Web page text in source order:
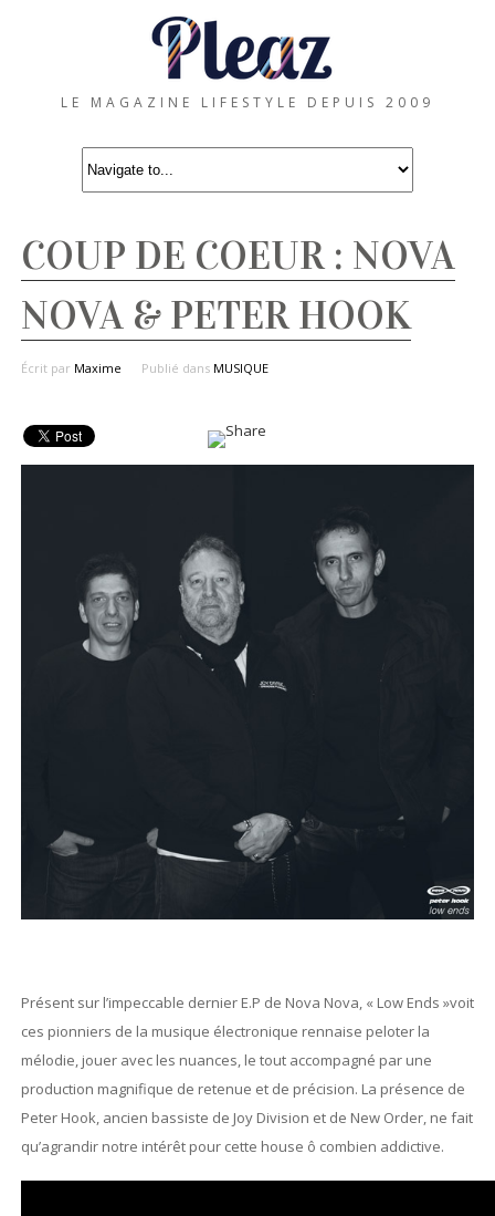
LE MAGAZINE LIFESTYLE DEPUIS 2009
COUP DE COEUR : NOVA
NOVA & PETER HOOK
Écrit par Maxime Publié dans MUSIQUE
Présent sur l’impeccable dernier E.P de Nova Nova, « Low Ends »voit
ces pionniers de la musique électronique rennaise peloter la
mélodie, jouer avec les nuances, le tout accompagné par une
production magnifique de retenue et de précision. La présence de
Peter Hook, ancien bassiste de Joy Division et de New Order, ne fait
qu’agrandir notre intérêt pour cette house ô combien addictive.